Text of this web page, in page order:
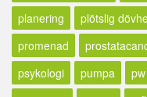
planering
plötslig
promenad
psykologi
pumpa pw